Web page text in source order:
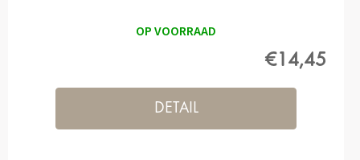
OP VOORRAAD
€14,45
DETAIL